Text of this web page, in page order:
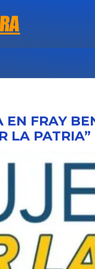
FRAY
LA PATRIA”
,NOTICIAS
BATTO
CUP